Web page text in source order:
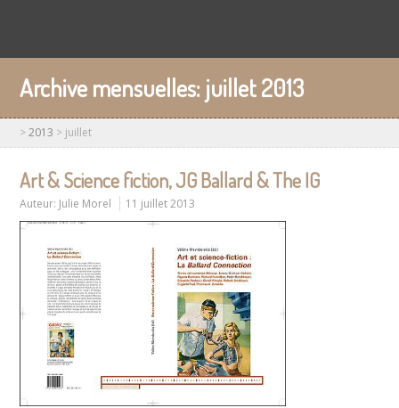
Archive mensuelles: juillet 2013
>2013 > juillet
Art & Science fiction, JG Ballard & The IG
Auteur: Julie Morel 11 juillet 2013